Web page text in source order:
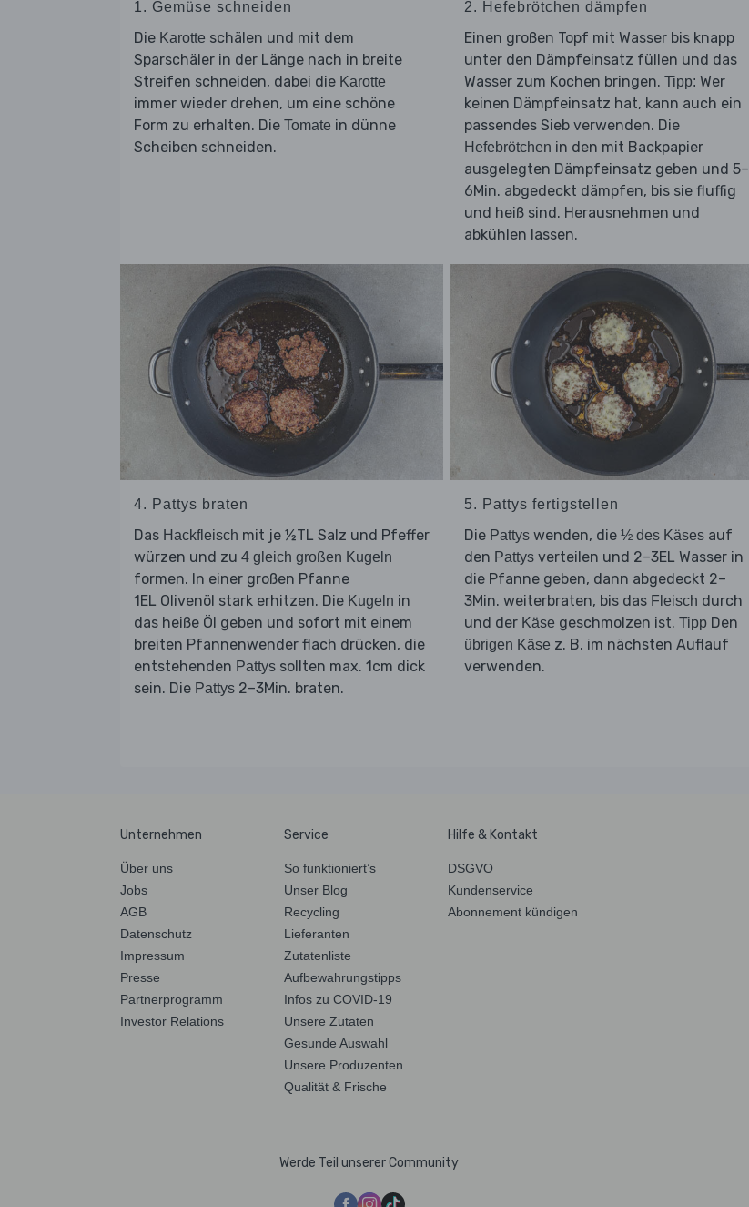
1. Gemüse schneiden
Die Karotte schälen und mit dem
Sparschäler in der Länge nach in breite
Streifen schneiden, dabei die Karotte
immer wieder drehen, um eine schöne
Form zu erhalten. Die Tomate in dünne
Scheiben schneiden.
2. Hefebrötchen dämpfen
Einen großen Topf mit Wasser bis knapp
unter den Dämpfeinsatz füllen und das
Wasser zum Kochen bringen. Tipp: Wer
keinen Dämpfeinsatz hat, kann auch ein
passendes Sieb verwenden. Die
Hefebrötchen in den mit Backpapier
ausgelegten Dämpfeinsatz geben und 5–
6Min. abgedeckt dämpfen, bis sie fluffig
und heiß sind. Herausnehmen und
abkühlen lassen.
4. Pattys braten
Das Hackfleisch mit je ½TL Salz und Pfeffer
würzen und zu 4 gleich großen Kugeln
formen. In einer großen Pfanne
1EL Olivenöl stark erhitzen. Die Kugeln in
das heiße Öl geben und sofort mit einem
breiten Pfannenwender flach drücken, die
entstehenden Pattys sollten max. 1cm dick
sein. Die Pattys 2–3Min. braten.
5. Pattys fertigstellen
Die Pattyswenden, die ½ des Käsesauf
den Pattysverteilen und 2–3EL Wasser in
die Pfanne geben, dann abgedeckt 2–
3Min. weiterbraten, bis das Fleisch durch
und der Käse geschmolzen ist. TippDen
übrigen Käse z. B. im nächsten Auflauf
verwenden.
Unternehmen
Über uns
Jobs
AGB
Datenschutz
Impressum
Presse
Partnerprogramm
Investor Relations
Service
So funktioniert’s
Unser Blog
Recycling
Lieferanten
Zutatenliste
Aufbewahrungstipps
Infos zu COVID-19
Unsere Zutaten
Gesunde Auswahl
Unsere Produzenten
Qualität & Frische
Hilfe & Kontakt
DSGVO
Kundenservice
Abonnement kündigen
Werde Teil unserer Community